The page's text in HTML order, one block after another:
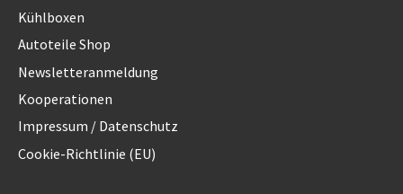
Kühlboxen
Autoteile Shop
Newsletteranmeldung
Kooperationen
Impressum / Datenschutz
Cookie-Richtlinie (EU)